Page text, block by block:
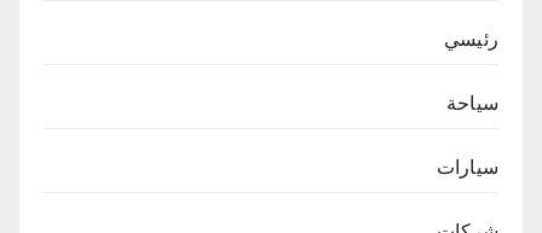
رئيسي
سياحة
سيارات